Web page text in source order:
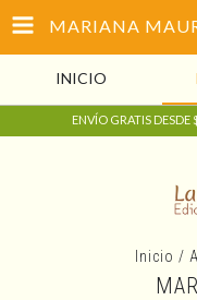
MARIANA
INICIO
ENVÍO GRATIS
Inicio /